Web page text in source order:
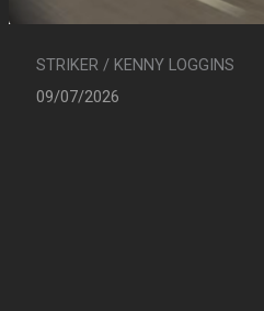
STRIKER / KENNY LOGGINS
09/07/2026